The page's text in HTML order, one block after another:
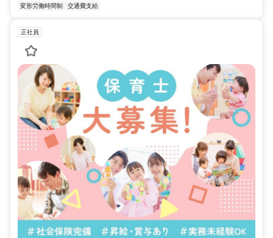
変形労働時間制 交通費支給
正社員